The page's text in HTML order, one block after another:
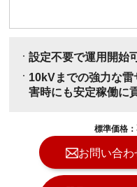
設定不要で運用開始
10kVまでの強力な雷
害時にも安定稼働に
標準価格：
お問い合わ